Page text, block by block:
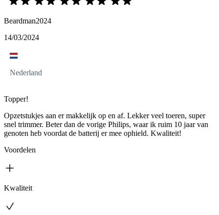
Beardman2024
14/03/2024
Nederland
Topper!
Opzetstukjes aan er makkelijk op en af. Lekker veel toeren, super
snel trimmer. Beter dan de vorige Philips, waar ik ruim 10 jaar van
genoten heb voordat de batterij er mee ophield. Kwaliteit!
Voordelen
Kwaliteit